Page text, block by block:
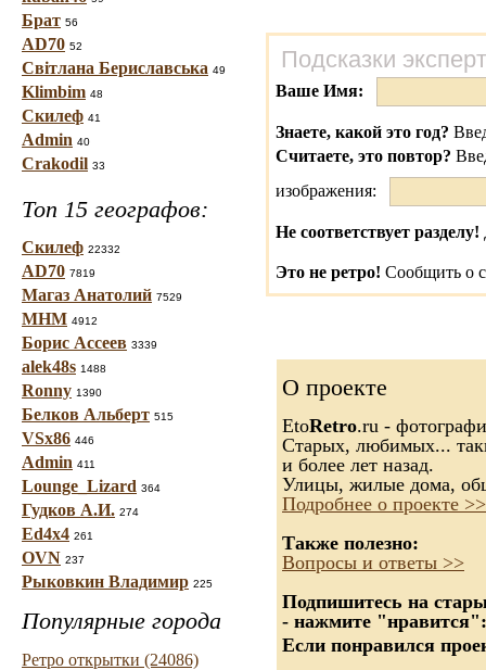
Брат 56
AD70 52
Світлана Бериславська 49
Klimbim 48
Скилеф 41
Admin 40
Crakodil 33
Топ 15 географов:
Скилеф 22332
AD70 7819
Магаз Анатолий 7529
МНМ 4912
Борис Ассеев 3339
alek48s 1488
Ronny 1390
Белков Альберт 515
VSx86 446
Admin 411
Lounge_Lizard 364
Гудков А.И. 274
Ed4x4 261
OVN 237
Рыковкин Владимир 225
Популярные города
Ретро открытки (24086)
Подсказки
Ваше Имя:
Знаете, какой это год?
Считаете, это повтор?
изображения:
Не соответствует разделу!
Это не ретро! Сообщить о
О проекте
EtoRetro.ru -
Старых, любимых...
и более лет назад.
Улицы, жилые дома,
Подробнее о проекте >>
Также полезно:
Вопросы и ответы >>
Подпишитесь на
- нажмите "нравится":
Если понравился